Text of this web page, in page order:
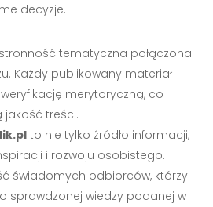
decyzje.
tematyczna połączona
Każdy publikowany materiał
merytoryczną, co
jakość treści.
to nie tylko źródło informacji,
i rozwoju osobistego.
świadomych odbiorców, którzy
sprawdzonej wiedzy podanej w